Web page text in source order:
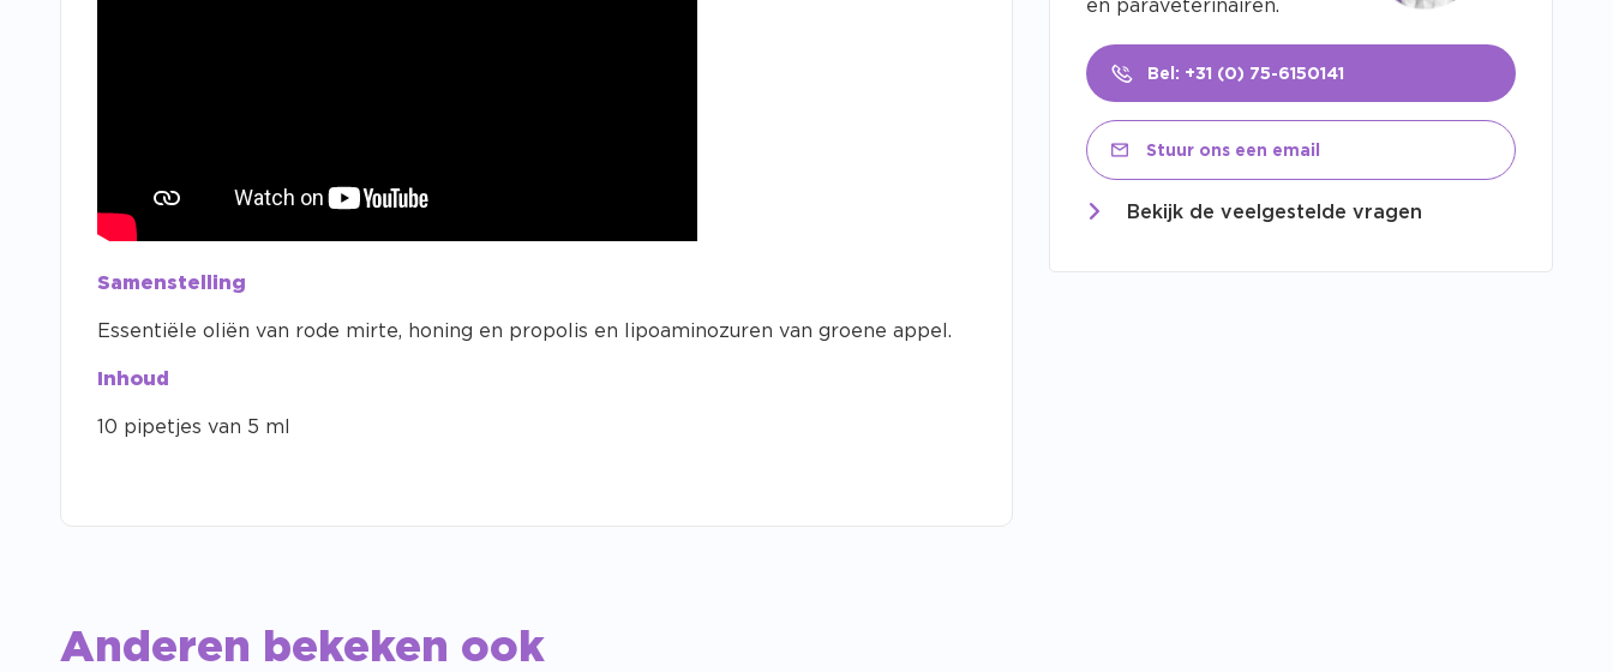
Samenstelling
Essentiële oliën van rode mirte, honing en propolis en lipoaminozuren van groene appel.
Inhoud
10 pipetjes van 5 ml
en paraveterinairen.
Bel: +31 (0) 75-6150141
Stuur ons een email
Bekijk de veelgestelde vragen
Anderen bekeken ook